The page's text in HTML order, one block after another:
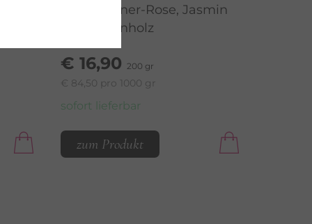
Damaszener-Rose, Jasmin
und Rosenholz
€ 16,90 200 gr
€ 84,50 pro 1000 gr
sofort lieferbar
zum Produkt